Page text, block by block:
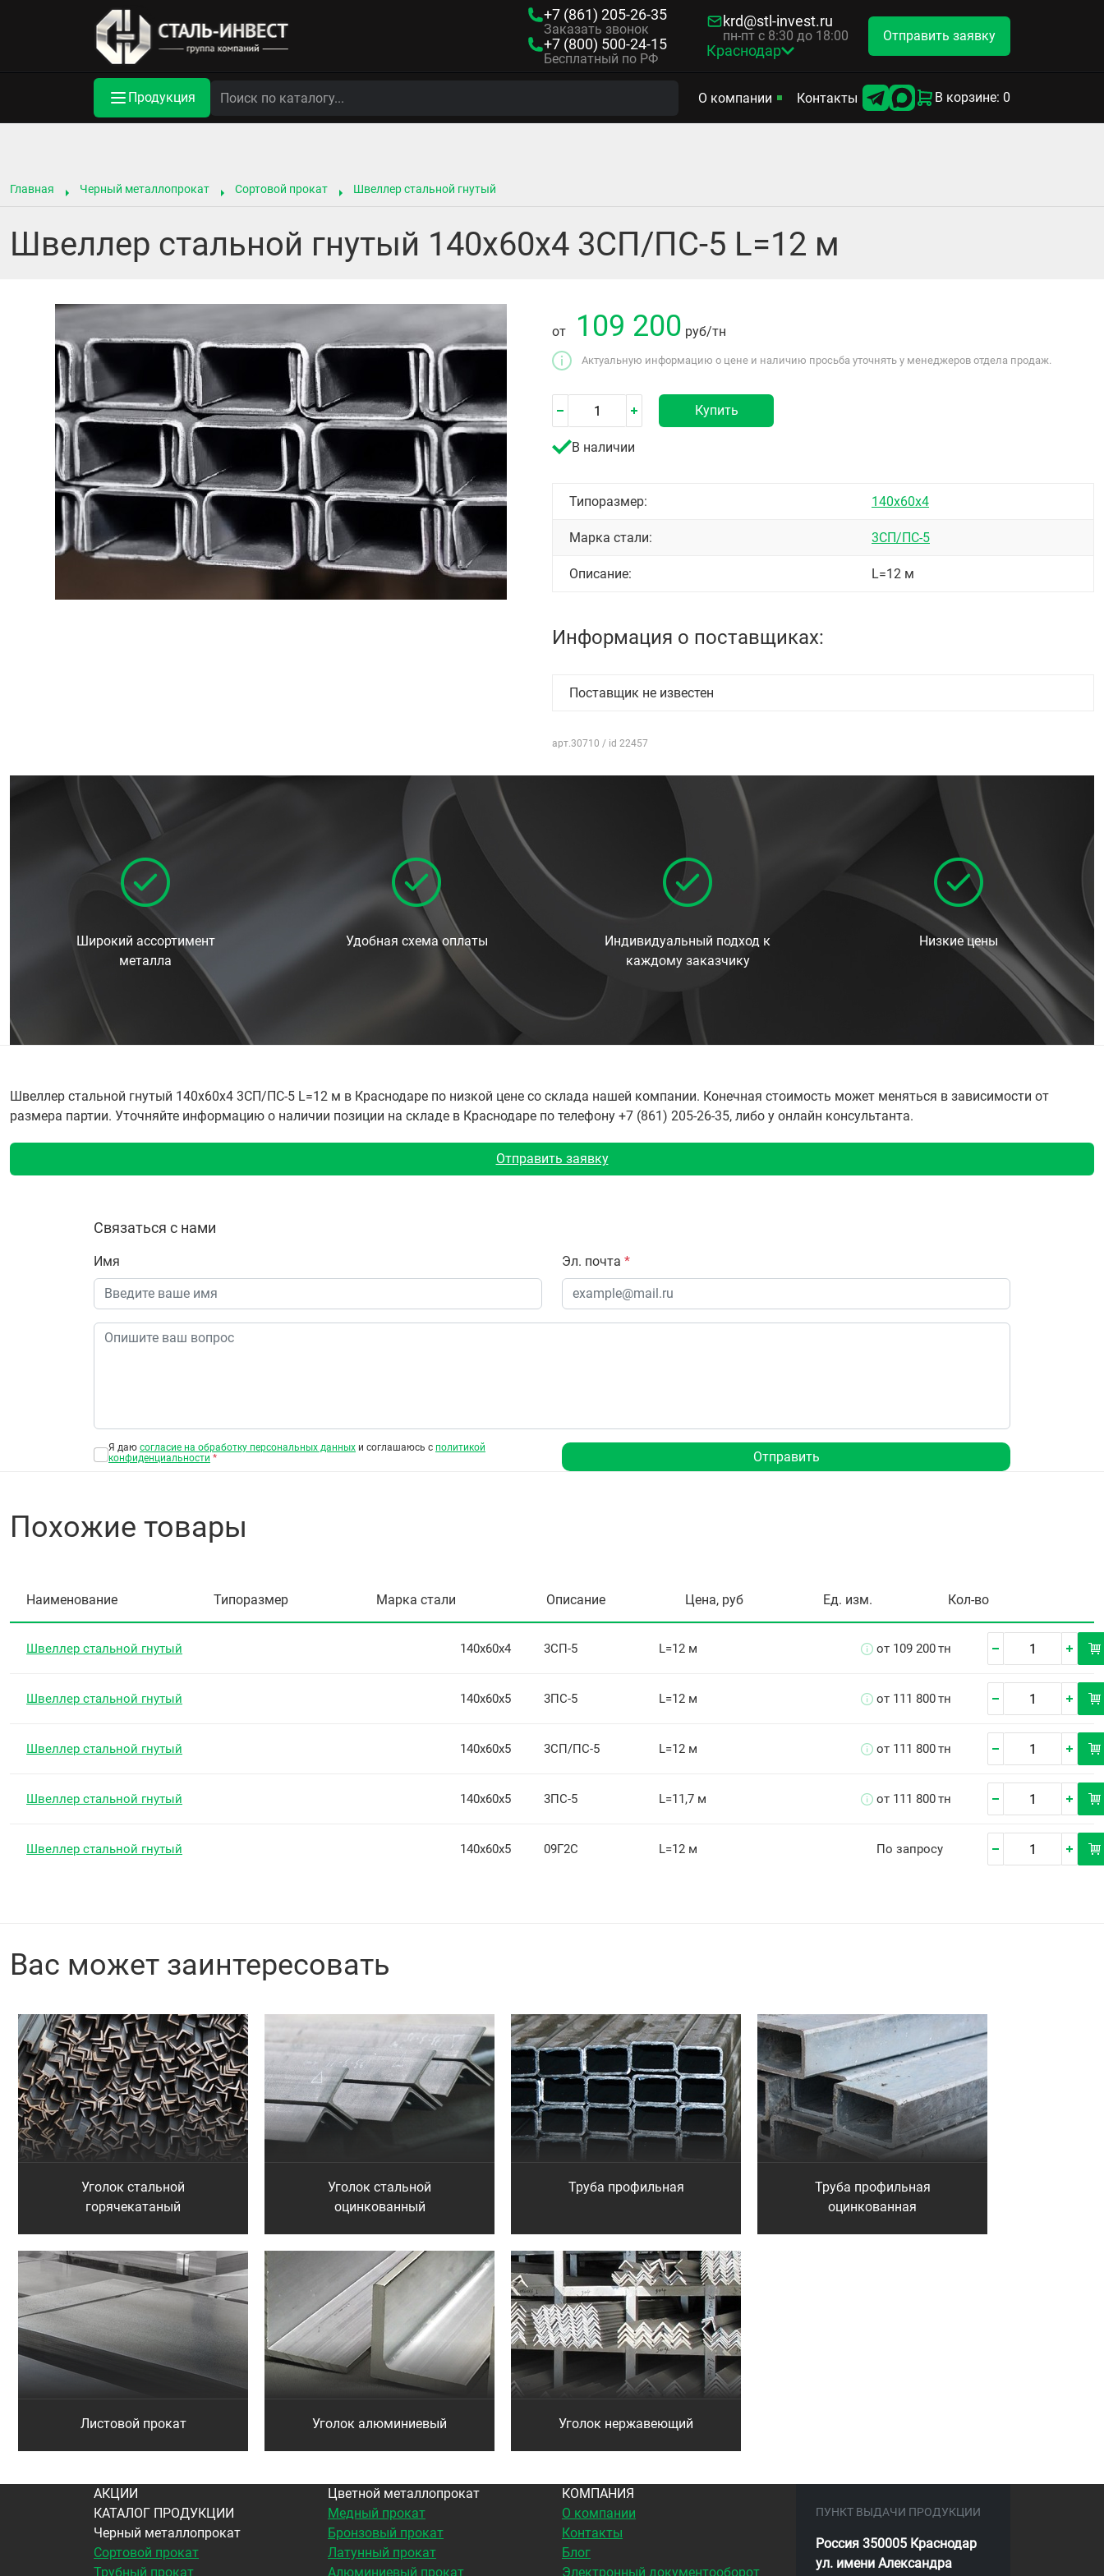
+7 (861) 205-26-35
Заказать звонок
+7 (800) 500-24-15
Бесплатный по РФ
krd@stl-invest.ru
пн-пт с 8:30 до 18:00
Краснодар
Отправить заявку
Продукция О компании Контакты В корзине: 0
Главная Черный металлопрокат Сортовой прокат Швеллер стальной гнутый
Швеллер стальной гнутый 140х60х4 3СП/ПС-5 L=12 м
от 109 200 руб/тн
Актуальную информацию о цене и наличию просьба уточнять у менеджеров отдела продаж.
Купить
В наличии
Типоразмер: 140х60х4
Марка стали: 3СП/ПС-5
Описание: L=12 м
Информация о поставщиках:
Поставщик не известен
арт.30710 / id 22457
Широкий ассортимент
металла
Удобная схема оплаты
Индивидуальный подход к
каждому заказчику
Низкие цены
Швеллер стальной гнутый 140х60х4 3СП/ПС-5 L=12 м в Краснодаре по низкой цене со склада нашей компании. Конечная стоимость может меняться в зависимости от
размера партии. Уточняйте информацию о наличии позиции на складе в Краснодаре по телефону +7 (861) 205-26-35, либо у онлайн консультанта.
Отправить заявку
Связаться с нами
Имя Эл. почта *
Я даю согласие на обработку персональных данных и соглашаюсь с политикой
конфиденциальности * Отправить
Похожие товары
Наименование Типоразмер Марка стали Описание Цена, руб Ед. изм. Кол-во
Швеллер стальной гнутый 140х60х4 3СП-5 L=12 м от 109 200тн
Швеллер стальной гнутый 140х60х5 3ПС-5 L=12 м от 111 800тн
Швеллер стальной гнутый 140х60х5 3СП/ПС-5 L=12 м от 111 800тн
Швеллер стальной гнутый 140х60х5 3ПС-5 L=11,7 м от 111 800тн
Швеллер стальной гнутый 140х60х5 09Г2С L=12 м По запросу
Вас может заинтересовать
Уголок стальной
горячекатаный
Уголок стальной
оцинкованный
Труба профильная
Труба профильная
оцинкованная
Листовой прокат Уголок алюминиевый Уголок нержавеющий
АКЦИИ
КАТАЛОГ ПРОДУКЦИИ
Черный металлопрокат
Сортовой прокат
Трубный прокат
Цветной металлопрокат
Медный прокат
Бронзовый прокат
Латунный прокат
Алюминиевый прокат
КОМПАНИЯ
О компании
Контакты
Блог
Электронный документооборот
ПУНКТ ВЫДАЧИ ПРОДУКЦИИ
Россия 350005 Краснодар
ул. имени Александра